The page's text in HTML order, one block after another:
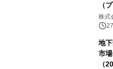
（
レ
株式
地
市
（